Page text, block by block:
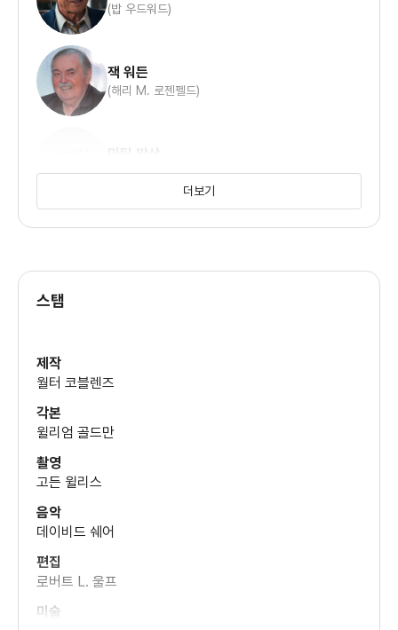
(밥 우드워드)
잭 워든
(해리 M. 로젠펠드)
마틴 발삼
(하워드 사이먼스)
(스콧)
더보기
스탭
제작
월터 코블렌즈
각본
윌리엄 골드만
촬영
고든 윌리스
음악
데이비드 쉐어
편집
로버트 L. 울프
미술